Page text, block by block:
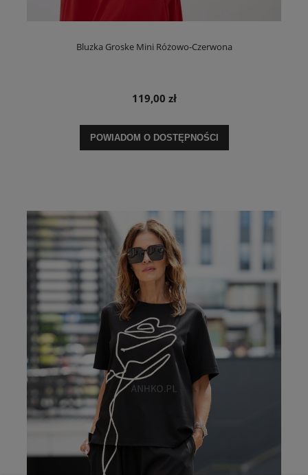
Bluzka Groske Mini Różowo-Czerwona
119,00 zł
POWIADOM O DOSTĘPNOŚCI